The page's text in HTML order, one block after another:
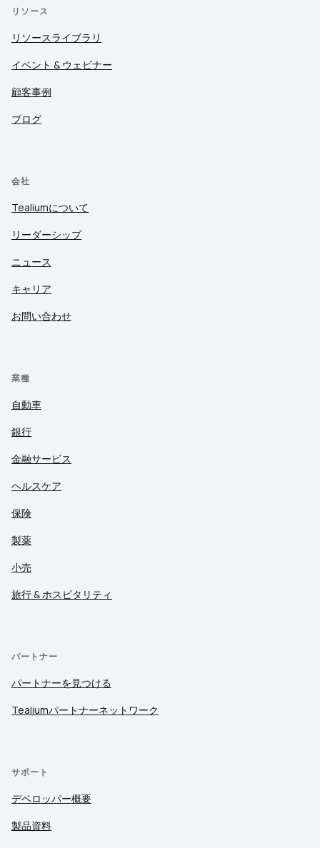
リソース
リソースライブラリ
イベント & ウェビナー
顧客事例
ブログ
会社
Tealiumについて
リーダーシップ
ニュース
キャリア
お問い合わせ
業種
自動車
銀行
金融サービス
ヘルスケア
保険
製薬
小売
旅行 & ホスピタリティ
パートナー
パートナーを見つける
Tealiumパートナーネットワーク
サポート
デベロッパー概要
製品資料